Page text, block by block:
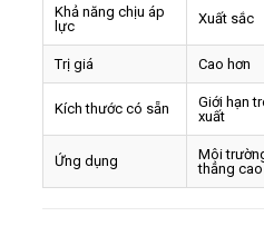
Khả năng chịu áp
lực
Xuất sắc
Trị giá Cao hơn
Kích thước có sẵn
Giới hạn
xuất
Ứng dụng
Môi
thẳng cao